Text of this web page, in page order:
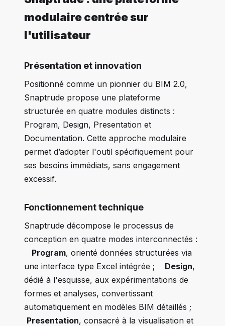
modulaire centrée sur
l'utilisateur
Présentation et innovation
Positionné comme un pionnier du BIM 2.0,
Snaptrude propose une plateforme
structurée en quatre modules distincts :
Program, Design, Presentation et
Documentation. Cette approche modulaire
permet d’adopter l'outil spécifiquement pour
ses besoins immédiats, sans engagement
excessif.
Fonctionnement technique
Snaptrude décompose le processus de
conception en quatre modes interconnectés :
Program, orienté données structurées via
une interface type Excel intégrée ; Design,
dédié à l'esquisse, aux expérimentations de
formes et analyses, convertissant
automatiquement en modèles BIM détaillés ;
Presentation, consacré à la visualisation et